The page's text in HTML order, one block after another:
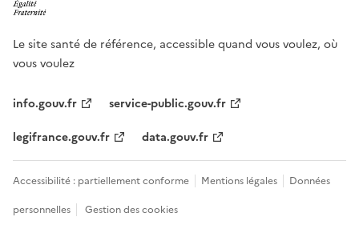
Le site santé de référence, accessible quand vous voulez, où
vous voulez
info.gouv.fr
service-public.gouv.fr
legifrance.gouv.fr
data.gouv.fr
Accessibilité : partiellement conforme Mentions légales
Données
personnelles
Gestion des cookies